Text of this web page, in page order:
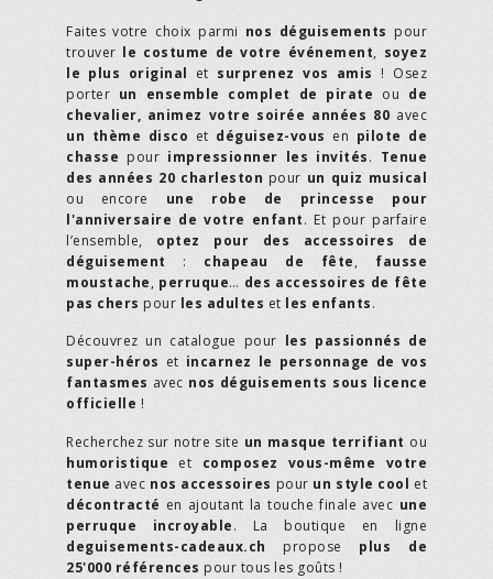
Faites votre choix parmi nos déguisements pour
trouver le costume de votre événement, soyez
le plus original et surprenez vos amis ! Osez
porter un ensemble complet de pirate ou de
chevalier, animez votre soirée années 80 avec
un thème disco et déguisez-vous en pilote de
chasse pour impressionner les invités. Tenue
des années 20 charleston pour un quiz musical
ou encore une robe de princesse pour
l'anniversaire de votre enfant. Et pour parfaire
l’ensemble, optez pour des accessoires de
déguisement : chapeau de fête, fausse
moustache, perruque… des accessoires de fête
pas chers pour les adultes et les enfants.
Découvrez un catalogue pour les passionnés de
super-héros et incarnez le personnage de vos
fantasmes avec nos déguisements sous licence
officielle !
Recherchez sur notre site un masque terrifiant ou
humoristique et composez vous-même votre
tenue avec nos accessoires pour un style cool et
décontracté en ajoutant la touche finale avec une
perruque incroyable. La boutique en ligne
deguisements-cadeaux.ch propose plus de
25'000 références pour tous les goûts !